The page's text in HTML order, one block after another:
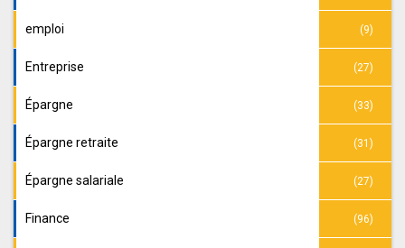
emploi (9)
Entreprise (27)
Épargne (33)
Épargne retraite (31)
Épargne salariale (27)
Finance (96)